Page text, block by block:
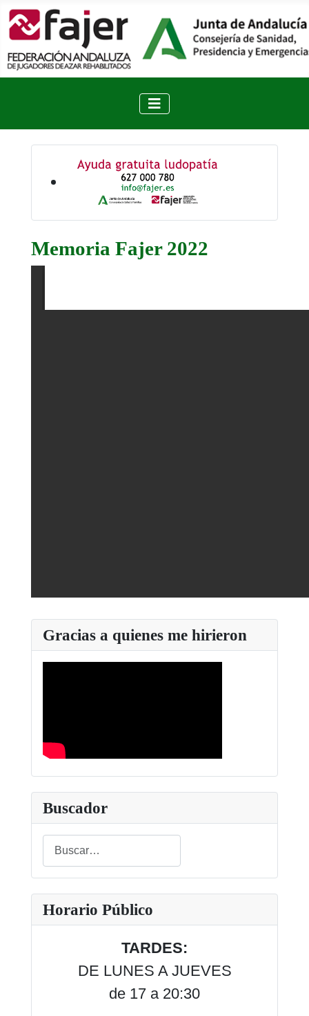
Memoria Fajer 2022
Gracias a quienes me hirieron
Buscador
Buscar
Type 2 or more characters for results.
Horario Público
TARDES:
DE LUNES A JUEVES
de 17 a 20:30